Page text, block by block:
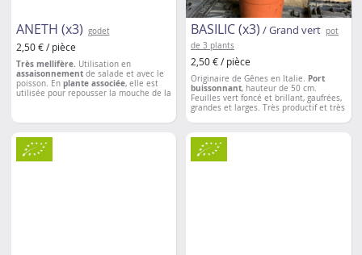
ANETH (x3) godet
2,50 € / pièce
Très mellifère. Utilisation en
assaisonnement de salade et avec le
poisson. En plante associée, elle est
utilisée pour repousser la mouche de la
graines sont riches en huiles
une plante potagère et médicinale.
BASILIC (x3) / Grand vert pot
de 3 plants
2,50 € / pièce
Originaire de Gênes en Italie. Port
buissonnant, hauteur de 50 cm.
Feuilles vert foncé et brillant, gaufrées,
grandes et larges. Très productif et très